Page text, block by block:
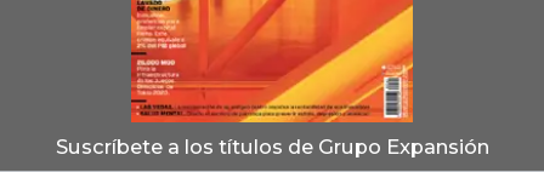
Suscríbete a los títulos de Grupo Expansión